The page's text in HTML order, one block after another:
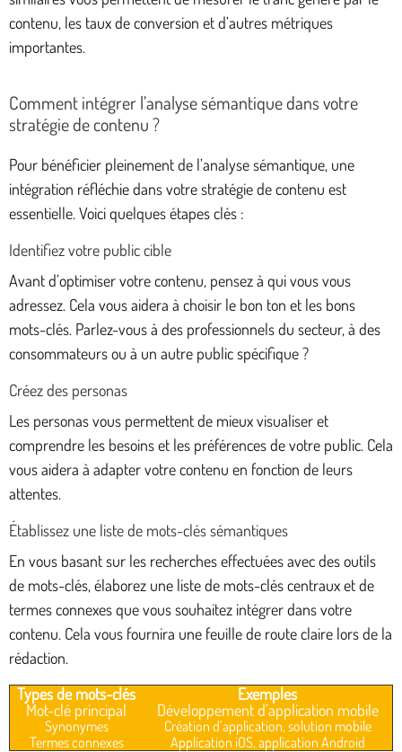
contenu, les taux de conversion et d’autres métriques
importantes.
Comment intégrer l’analyse sémantique dans votre
stratégie de contenu ?
Pour bénéficier pleinement de l’analyse sémantique, une
intégration réfléchie dans votre stratégie de contenu est
essentielle. Voici quelques étapes clés :
Identifiez votre public cible
Avant d’optimiser votre contenu, pensez à qui vous vous
adressez. Cela vous aidera à choisir le bon ton et les bons
mots-clés. Parlez-vous à des professionnels du secteur, à des
consommateurs ou à un autre public spécifique ?
Créez des personas
Les personas vous permettent de mieux visualiser et
comprendre les besoins et les préférences de votre public. Cela
vous aidera à adapter votre contenu en fonction de leurs
attentes.
Établissez une liste de mots-clés sémantiques
En vous basant sur les recherches effectuées avec des outils
de mots-clés, élaborez une liste de mots-clés centraux et de
termes connexes que vous souhaitez intégrer dans votre
contenu. Cela vous fournira une feuille de route claire lors de la
rédaction.
Types de mots-clés
Exemples
Mot-clé principal
Développement d’application mobile
Synonymes
Création d’application, solution mobile
Termes connexes
Application iOS, application Android